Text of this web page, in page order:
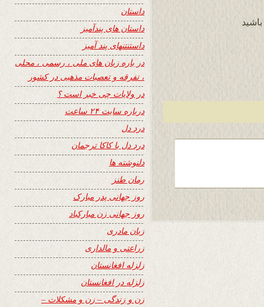
داستان
داستان های پندآمیز
داستنتنهای پند آمیز
در باره زبان های ملی ، رسمی ، محلی
، تفرقه و تعصبات مذهبی در کشور
در ولایات چی خبر است ؟
درباره سایت ۲۴ ساعت
درد دل
درد دل با کاکا ترجمان
دلنوشته ها
رمان طنز
روز جهانی پدر مبارک
روز جهانی زن مبارکباد
زبان مادری
زراعتی و مالداری
زلزله افغانستان
زلزله در افغانستان
زن و زندگی – زن و مشکلات –